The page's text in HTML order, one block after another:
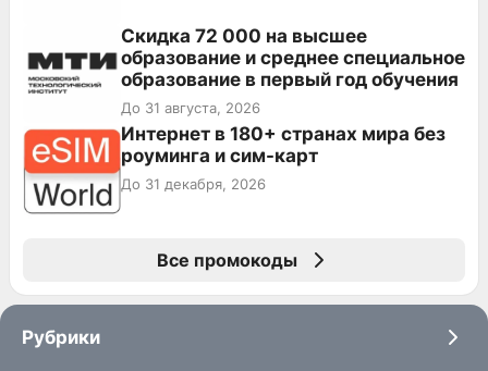
Скидка 72 000 на высшее
образование и среднее специальное
образование в первый год обучения
До 31 августа, 2026
Интернет в 180+ странах мира без
роуминга и сим-карт
До 31 декабря, 2026
Все промокоды
Рубрики